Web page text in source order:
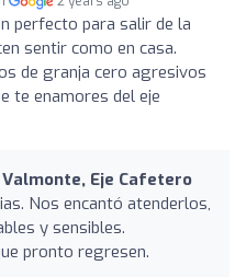
perfecto para salir de la
sentir como en casa.
de granja cero agresivos
te enamores del eje
Eje Cafetero
Nos encantó atenderlos,
y sensibles.
pronto regresen.